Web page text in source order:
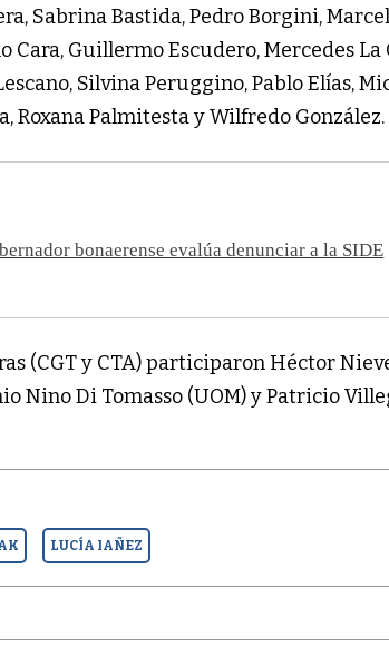
Sabrina Bastida, Pedro Borgini,
Guillermo Escudero, Mercedes La
Silvina Peruggino, Pablo Elías,
Roxana Palmitesta y Wilfredo González.
bonaerense evalúa denunciar a la SIDE
(CGT y CTA) participaron Héctor
Nino Di Tomasso (UOM) y Patricio
LUCÍA IAÑEZ